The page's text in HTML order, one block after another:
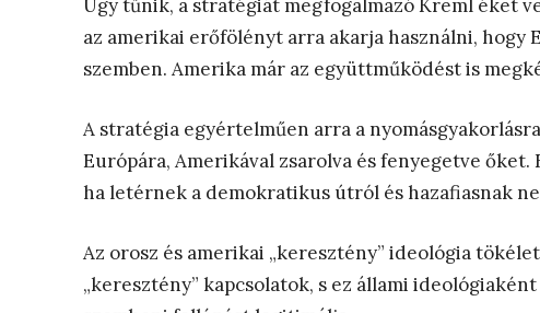
Úgy tűnik, a stratégiát megfogalmazó Kreml éket
az amerikai erőfölényt arra akarja használni, hogy
szemben. Amerika már az együttműködést is
A stratégia egyértelműen arra a
Európára, Amerikával zsarolva és fenyegetve
ha letérnek a demokratikus útról és hazafiasnak
Az orosz és amerikai „keresztény” ideológia
„keresztény” kapcsolatok, s ez állami